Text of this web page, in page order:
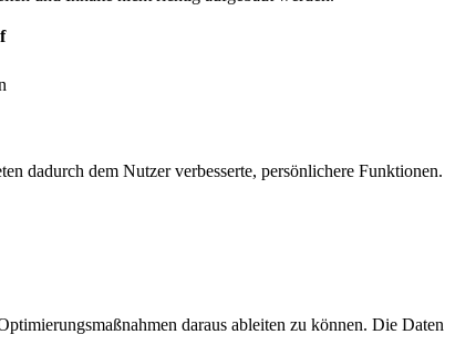
dadurch dem Nutzer verbesserte, persönlichere Funktionen.
daraus ableiten zu können. Die Daten